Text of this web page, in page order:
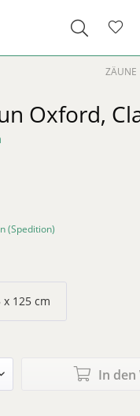
ZÄUNE
Oxford,
(Spedition)
x 125 cm
In den